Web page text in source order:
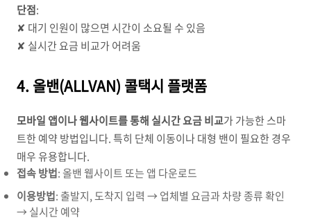
단점:
✘ 대기 인원이 많으면 시간이 소요될 수 있음
✘ 실시간 요금 비교가 어려움
4. 올밴(ALLVAN) 콜택시 플랫폼
모바일 앱이나 웹사이트를 통해 실시간 요금 비교가 가능한 스마
트한 예약 방법입니다. 특히 단체 이동이나 대형 밴이 필요한 경우
매우 유용합니다.
접속 방법: 올밴 웹사이트 또는 앱 다운로드
이용방법: 출발지, 도착지 입력 → 업체별 요금과 차량 종류 확인
→ 실시간 예약